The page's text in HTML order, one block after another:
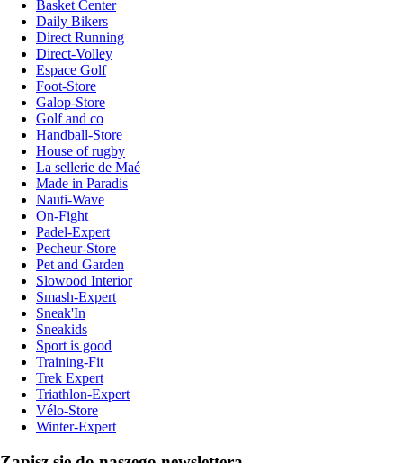
Basket Center
Daily Bikers
Direct Running
Direct-Volley
Espace Golf
Foot-Store
Galop-Store
Golf and co
Handball-Store
House of rugby
La sellerie de Maé
Made in Paradis
Nauti-Wave
On-Fight
Padel-Expert
Pecheur-Store
Pet and Garden
Slowood Interior
Smash-Expert
Sneak'In
Sneakids
Sport is good
Training-Fit
Trek Expert
Triathlon-Expert
Vélo-Store
Winter-Expert